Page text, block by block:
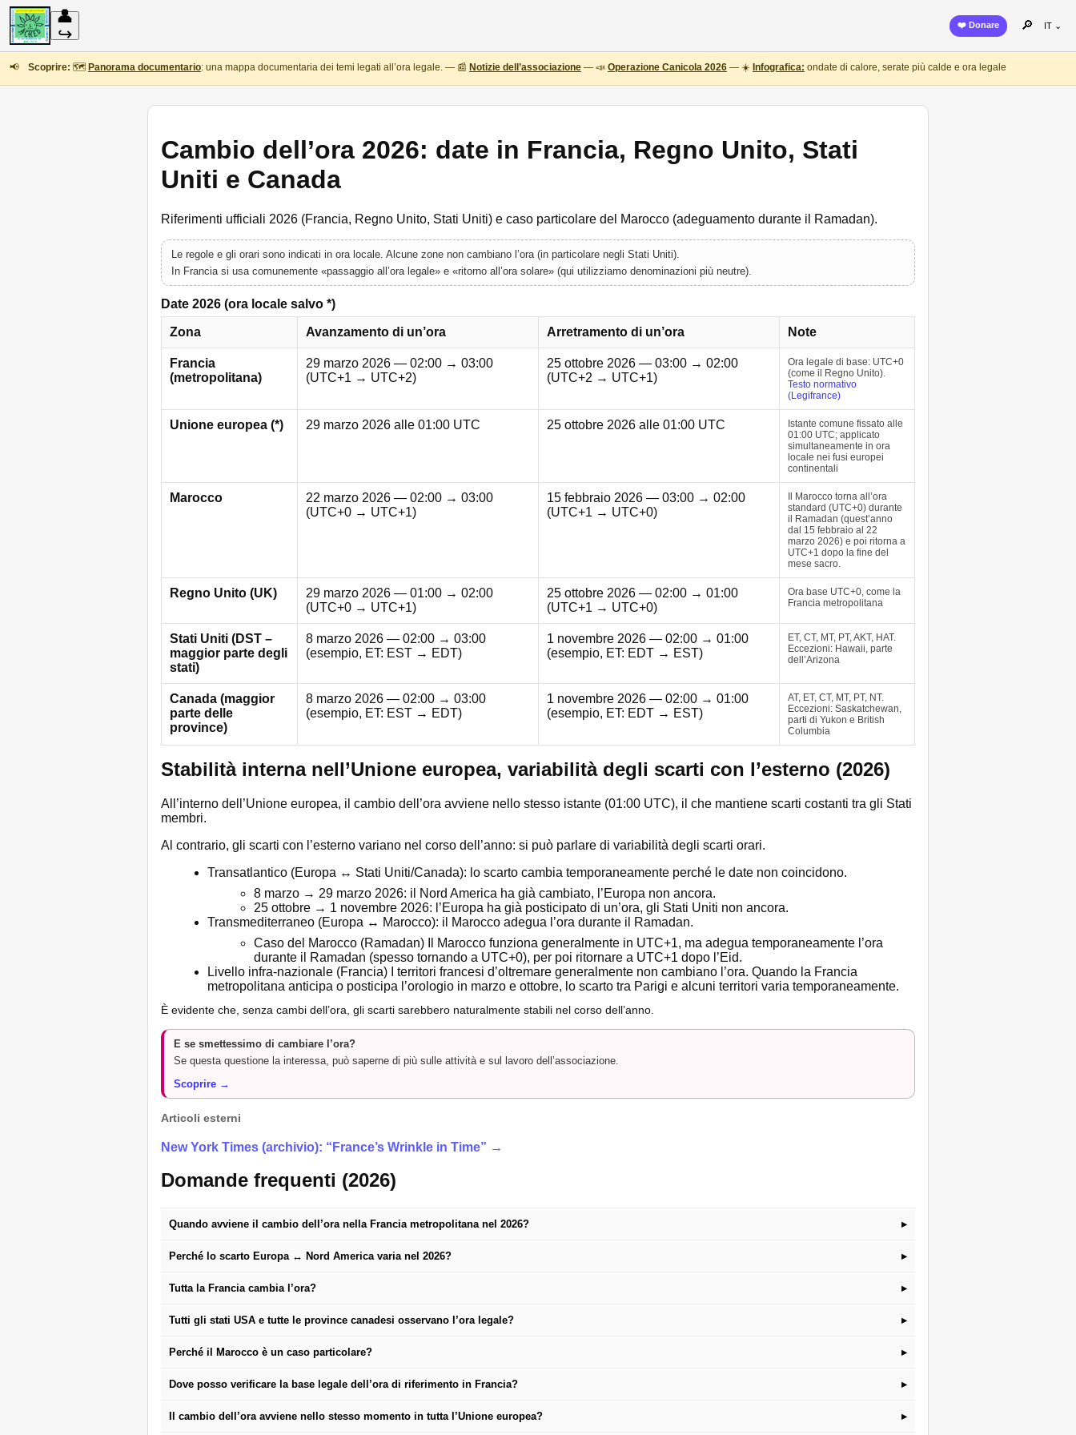
👤
↪
❤️ Donare 🔎 IT ⌄
📢 Scoprire: 🗺️ Panorama documentario: una mappa documentaria dei temi legati all’ora legale. — 📰 Notizie dell’associazione — 📣 Operazione Canicola 2026 — ☀️ Infografica: ondate di calore, serate più calde e ora legale
Cambio dell’ora 2026: date in Francia, Regno Unito, Stati
Uniti e Canada
Riferimenti ufficiali 2026 (Francia, Regno Unito, Stati Uniti) e caso particolare del Marocco (adeguamento durante il Ramadan).
Le regole e gli orari sono indicati in ora locale. Alcune zone non cambiano l’ora (in particolare negli Stati Uniti).
In Francia si usa comunemente «passaggio all’ora legale» e «ritorno all’ora solare» (qui utilizziamo denominazioni più neutre).
Date 2026 (ora locale salvo *)
Zona Avanzamento di un’ora Arretramento di un’ora Note
Francia
(metropolitana)
29 marzo 2026 — 02:00 → 03:00
(UTC+1 → UTC+2)
25 ottobre 2026 — 03:00 → 02:00
(UTC+2 → UTC+1)
Ora legale di base: UTC+0
(come il Regno Unito).
Testo normativo
(Legifrance)
Unione europea (*) 29 marzo 2026 alle 01:00 UTC 25 ottobre 2026 alle 01:00 UTC
Istante comune fissato alle
01:00 UTC; applicato
simultaneamente in ora
locale nei fusi europei
continentali
Marocco
22 marzo 2026 — 02:00 → 03:00
(UTC+0 → UTC+1)
15 febbraio 2026 — 03:00 → 02:00
(UTC+1 → UTC+0)
Il Marocco torna all’ora
standard (UTC+0) durante
il Ramadan (quest’anno
dal 15 febbraio al 22
marzo 2026) e poi ritorna a
UTC+1 dopo la fine del
mese sacro.
Regno Unito (UK)
29 marzo 2026 — 01:00 → 02:00
(UTC+0 → UTC+1)
25 ottobre 2026 — 02:00 → 01:00
(UTC+1 → UTC+0)
Ora base UTC+0, come la
Francia metropolitana
Stati Uniti (DST –
maggior parte degli
stati)
8 marzo 2026 — 02:00 → 03:00
(esempio, ET: EST → EDT)
1 novembre 2026 — 02:00 → 01:00
(esempio, ET: EDT → EST)
ET, CT, MT, PT, AKT, HAT.
Eccezioni: Hawaii, parte
dell’Arizona
Canada (maggior
parte delle
province)
8 marzo 2026 — 02:00 → 03:00
(esempio, ET: EST → EDT)
1 novembre 2026 — 02:00 → 01:00
(esempio, ET: EDT → EST)
AT, ET, CT, MT, PT, NT.
Eccezioni: Saskatchewan,
parti di Yukon e British
Columbia
Stabilità interna nell’Unione europea, variabilità degli scarti con l’esterno (2026)
All’interno dell’Unione europea, il cambio dell’ora avviene nello stesso istante (01:00 UTC), il che mantiene scarti costanti tra gli Stati
membri.
Al contrario, gli scarti con l’esterno variano nel corso dell’anno: si può parlare di variabilità degli scarti orari.
Transatlantico (Europa ↔ Stati Uniti/Canada): lo scarto cambia temporaneamente perché le date non coincidono.
8 marzo → 29 marzo 2026: il Nord America ha già cambiato, l’Europa non ancora.
25 ottobre → 1 novembre 2026: l’Europa ha già posticipato di un’ora, gli Stati Uniti non ancora.
Transmediterraneo (Europa ↔ Marocco): il Marocco adegua l’ora durante il Ramadan.
Caso del Marocco (Ramadan) Il Marocco funziona generalmente in UTC+1, ma adegua temporaneamente l’ora
durante il Ramadan (spesso tornando a UTC+0), per poi ritornare a UTC+1 dopo l’Eid.
Livello infra-nazionale (Francia) I territori francesi d’oltremare generalmente non cambiano l’ora. Quando la Francia
metropolitana anticipa o posticipa l’orologio in marzo e ottobre, lo scarto tra Parigi e alcuni territori varia temporaneamente.
È evidente che, senza cambi dell’ora, gli scarti sarebbero naturalmente stabili nel corso dell’anno.
E se smettessimo di cambiare l’ora?
Se questa questione la interessa, può saperne di più sulle attività e sul lavoro dell’associazione.
Scoprire →
Articoli esterni
New York Times (archivio): “France’s Wrinkle in Time” →
Domande frequenti (2026)
Quando avviene il cambio dell’ora nella Francia metropolitana nel 2026? ▸
Perché lo scarto Europa ↔ Nord America varia nel 2026? ▸
Tutta la Francia cambia l’ora? ▸
Tutti gli stati USA e tutte le province canadesi osservano l’ora legale? ▸
Perché il Marocco è un caso particolare? ▸
Dove posso verificare la base legale dell’ora di riferimento in Francia? ▸
Il cambio dell’ora avviene nello stesso momento in tutta l’Unione europea? ▸